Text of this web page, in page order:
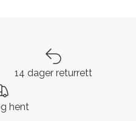
14 dager returrett
hent